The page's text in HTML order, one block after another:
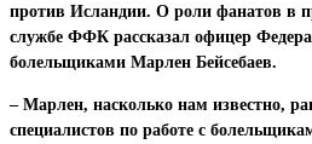
против Исландии. О роли фанатов в
службе ФФК рассказал офицер
болельщиками Марлен Бейсебаев.
– Марлен, насколько нам известно,
специалистов по работе с